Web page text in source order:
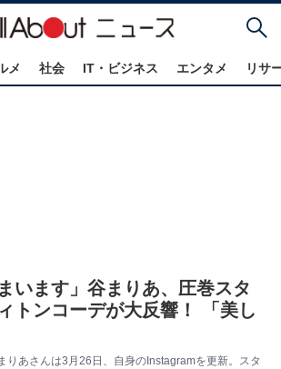
メ 社会 IT・ビジネス エンタメ リサ
います」谷まりあ、圧巻スタ
トンコーデが大反響！ 「美し
りあさんは3月26日、自身のInstagramを更新。スタ